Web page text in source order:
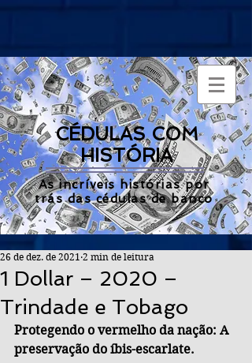
CÉDULAS COM
HISTÓRIA
As incríveis histórias por
trás das cédulas de banco
1 Dollar – 2020 –
Trindade e Tobago
26 de dez. de 2021 2 min de leitura
Protegendo o vermelho da nação: A
preservação do íbis-escarlate.